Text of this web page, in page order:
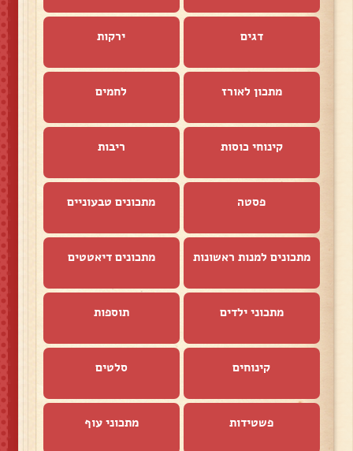
דגים ירקות
מתכון לאורז לחמים
קינוחי כוסות ריבות
פסטה מתכונים טבעוניים
מתכונים למנות ראשונות מתכונים דיאטטים
מתכוני ילדים תוספות
קינוחים סלטים
פשטידות מתכוני עוף